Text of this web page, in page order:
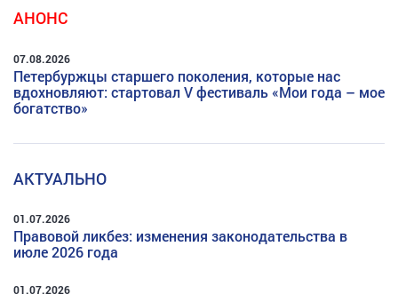
АНОНС
07.08.2026
Петербуржцы старшего поколения, которые нас
вдохновляют: стартовал V фестиваль «Мои года – мое
богатство»
АКТУАЛЬНО
01.07.2026
Правовой ликбез: изменения законодательства в
июле 2026 года
01.07.2026